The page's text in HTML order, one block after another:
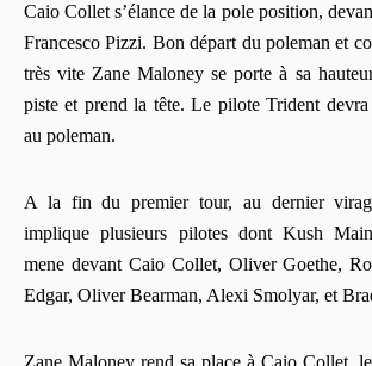
Caio Collet s’élance de la pole position,
Francesco Pizzi. Bon départ du poleman et
très vite Zane Maloney se porte à sa
piste et prend la tête. Le pilote Trident devra
au poleman.
A la fin du premier tour, au dernier
implique plusieurs pilotes dont Kush
mene devant Caio Collet, Oliver Goethe,
Edgar, Oliver Bearman, Alexi Smolyar, et